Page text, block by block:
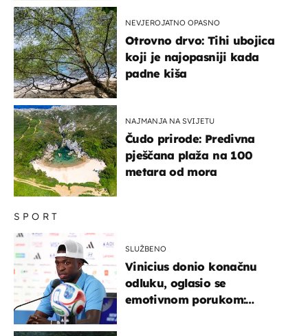
SPORT
SLUŽBENO
Vinicius donio konačnu
odluku, oglasio se
emotivnom porukom:
NEVJEROJATNO OPASNO
Otrovno drvo: Tihi ubojica
koji je najopasniji kada
padne kiša
NAJMANJA NA SVIJETU
Čudo prirode: Predivna
pješčana plaža na 100
metara od mora